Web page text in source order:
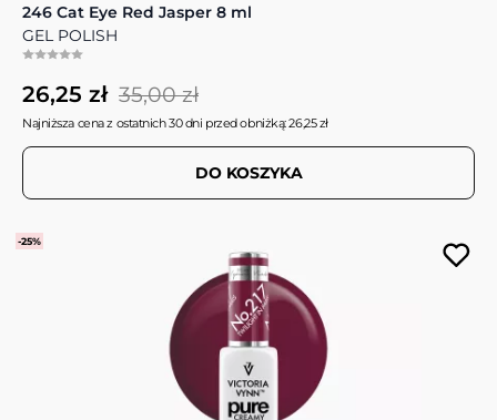
246 Cat Eye Red Jasper 8 ml
GEL POLISH
26,25 zł 35,00 zł
Najniższa cena z ostatnich 30 dni przed obniżką: 26,25 zł
DO KOSZYKA
-25%